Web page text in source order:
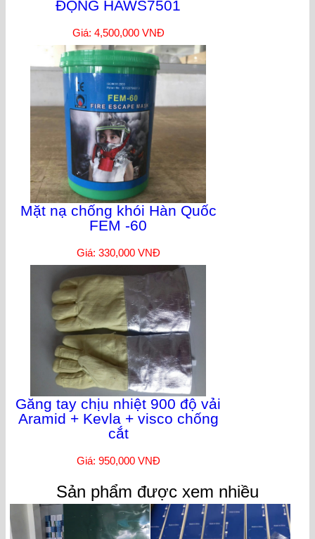
ĐỘNG HAWS7501
Giá: 4,500,000 VNĐ
Mặt nạ chống khói Hàn Quốc
FEM -60
Giá: 330,000 VNĐ
Găng tay chịu nhiệt 900 độ vải
Aramid + Kevla + visco chống
cắt
Giá: 950,000 VNĐ
Sản phẩm được xem nhiều